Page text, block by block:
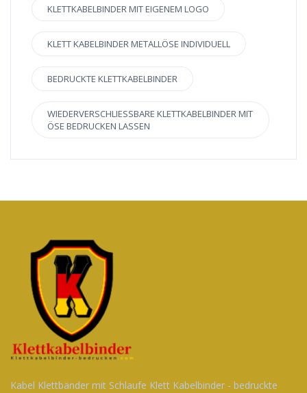
KLETTKABELBINDER MIT EIGENEM LOGO
KLETT KABELBINDER METALLÖSE INDIVIDUELL
BEDRUCKTE KLETTKABELBINDER
WIEDERVERSCHLIESSBARE KLETTKABELBINDER MIT Ö
SE BEDRUCKEN LASSEN
Kabel Klettbänder mit Schlaufe Klett Kabelbinder - bedruckte